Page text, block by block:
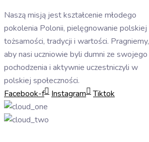
Naszą misją jest kształcenie młodego
pokolenia Polonii, pielęgnowanie polskiej
tożsamości, tradycji i wartości. Pragniemy,
aby nasi uczniowie byli dumni ze swojego
pochodzenia i aktywnie uczestniczyli w
polskiej społeczności.
Facebook-f
Instagram Tiktok